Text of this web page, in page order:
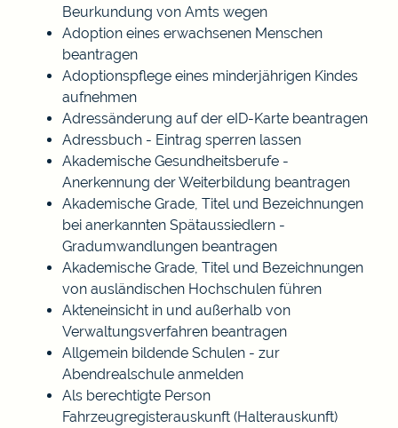
Beurkundung von Amts wegen
Adoption eines erwachsenen Menschen
beantragen
Adoptionspflege eines minderjährigen Kindes
aufnehmen
Adressänderung auf der eID-Karte beantragen
Adressbuch - Eintrag sperren lassen
Akademische Gesundheitsberufe -
Anerkennung der Weiterbildung beantragen
Akademische Grade, Titel und Bezeichnungen
bei anerkannten Spätaussiedlern -
Gradumwandlungen beantragen
Akademische Grade, Titel und Bezeichnungen
von ausländischen Hochschulen führen
Akteneinsicht in und außerhalb von
Verwaltungsverfahren beantragen
Allgemein bildende Schulen - zur
Abendrealschule anmelden
Als berechtigte Person
Fahrzeugregisterauskunft (Halterauskunft)